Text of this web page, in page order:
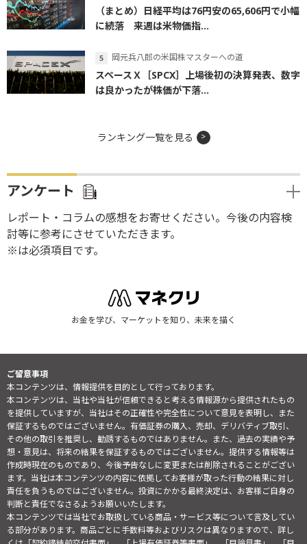
（まとめ）日経平均は76円安の65,606円で小幅
に続落 来週は米物価指...
岡元兵八郎の米国株マスターへの道
スペースＸ［SPCX］上場後初の決算発表、数字
は良かったが株価が下落...
ランキング一覧を見る
アンケート
レポート・コラムの感想をお寄せください。今後の内容検
討等に参考にさせていただきます。
※は必須項目です。
お金を学び、マーケットを知り、未来を描く
ご留意事項
本コンテンツは、情報提供を目的として行っております。
本コンテンツは、当社や当社が信頼できると考える情報源から提供されたもの
を提供していますが、当社はその正確性や完全性について意見を表明し、また
保証するものではございません。有価証券の購入、売却、デリバティブ取引、
その他の取引を推奨し、勧誘するものではありません。また、過去の実績や予
想・意見は、将来の結果を保証するものではございません。提供する情報等は
作成時現在のものであり、今後予告なしに変更または削除されることがござい
ます。当社は本コンテンツの内容に依拠してお客様が取った行動の結果に対し
責任を負うものではございません。投資にかかる最終決定は、お客様ご自身の
判断と責任でなさるようお願いいたします。
本コンテンツでは当社でお取扱している商品・サービス等について言及してい
る部分があります。商品ごとに手数料等およびリスクは異なりますので、詳し